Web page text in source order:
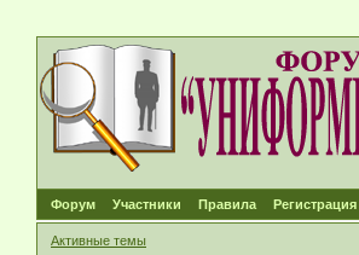
Форум Участники Правила Регистрация
Активные темы